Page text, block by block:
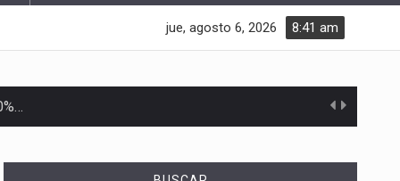
8:41 am
jue, agosto 6, 2026